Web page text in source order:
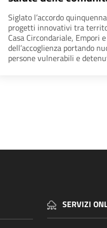
Siglato l’accordo
progetti innovativi tra
Casa Circondariale, Empori
dell’accoglienza portando
persone vulnerabili e
SERVIZI